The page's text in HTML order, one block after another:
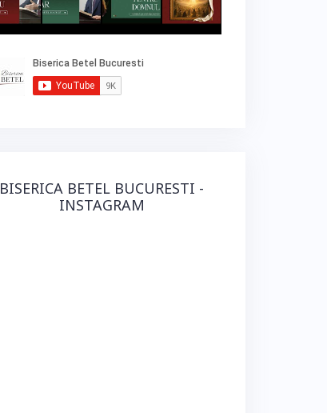
BISERICA BETEL BUCURESTI -
INSTAGRAM